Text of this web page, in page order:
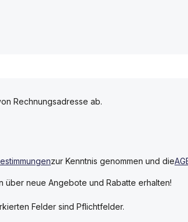
Rechnungsadresse ab.
zur Kenntnis genommen und die
über neue Angebote und Rabatte erhalten!
Felder sind Pflichtfelder.